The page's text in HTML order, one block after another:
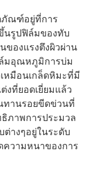
ภัณฑ์อยู่ที่การ
นรูปฟิล์มของทับ
ของแรงตึงผิวผ่าน
มอุณหภูมิการบ่ม
หมือนเกล็ดหิมะที่มี
งที่ยอดเยี่ยมแล้ว
ทานรอยขีดข่วนที่
ภาพการประมวล
างๆอยู่ในระดับ
วามหนาของการ